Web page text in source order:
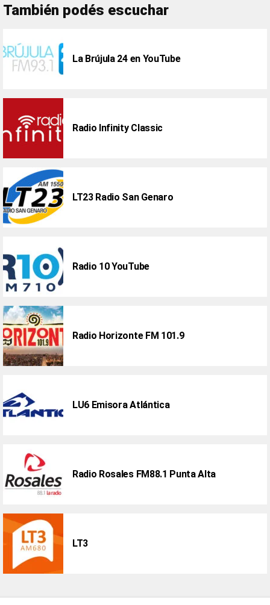
También podés escuchar
La Brújula 24 en YouTube
Radio Infinity Classic
LT23 Radio San Genaro
Radio 10 YouTube
Radio Horizonte FM 101.9
LU6 Emisora Atlántica
Radio Rosales FM88.1 Punta Alta
LT3